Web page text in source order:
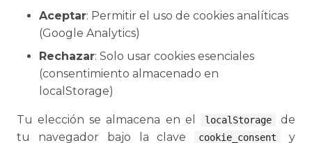
Aceptar: Permitir el uso de cookies analíticas
(Google Analytics)
Rechazar: Solo usar cookies esenciales
(consentimiento almacenado en
localStorage)
Tu elección se almacena en el localStorage
de
tu navegador bajo la clave
cookie_consent y